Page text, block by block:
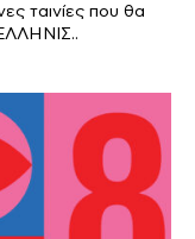
ταινίες που θα